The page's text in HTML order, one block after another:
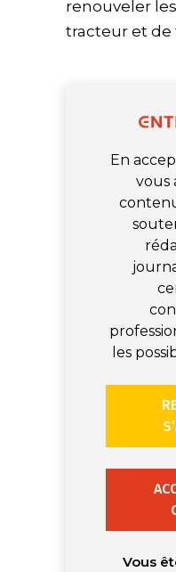
renouveler
tracteur et de
En
vous
les
Vous